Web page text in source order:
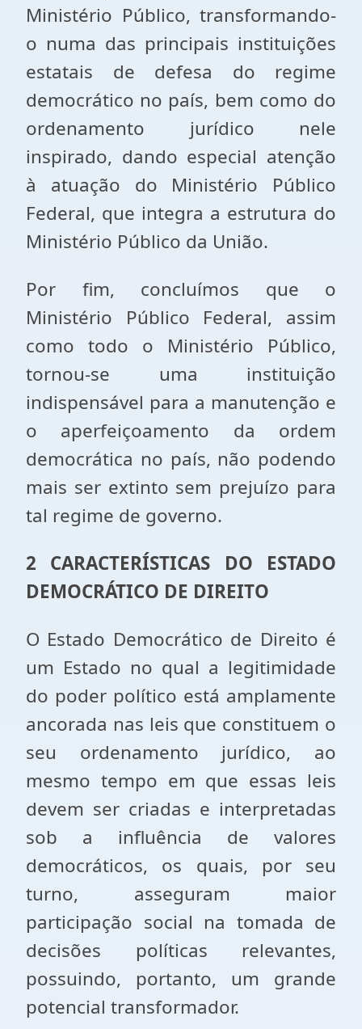
Ministério Público, transformando-
o numa das principais instituições
estatais de defesa do regime
democrático no país, bem como do
ordenamento jurídico nele
inspirado, dando especial atenção
à atuação do Ministério Público
Federal, que integra a estrutura do
Ministério Público da União.
Por fim, concluímos que o
Ministério Público Federal, assim
como todo o Ministério Público,
tornou-se uma instituição
indispensável para a manutenção e
o aperfeiçoamento da ordem
democrática no país, não podendo
mais ser extinto sem prejuízo para
tal regime de governo.
2 CARACTERÍSTICAS DO ESTADO
DEMOCRÁTICO DE DIREITO
O Estado Democrático de Direito é
um Estado no qual a legitimidade
do poder político está amplamente
ancorada nas leis que constituem o
seu ordenamento jurídico, ao
mesmo tempo em que essas leis
devem ser criadas e interpretadas
sob a influência de valores
democráticos, os quais, por seu
turno, asseguram maior
participação social na tomada de
decisões políticas relevantes,
possuindo, portanto, um grande
potencial transformador.